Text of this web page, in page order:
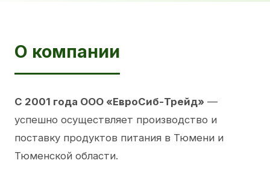
О компании
С 2001 года ООО «ЕвроСиб-Трейд» —
успешно осуществляет производство и
поставку продуктов питания в Тюмени и
Тюменской области.